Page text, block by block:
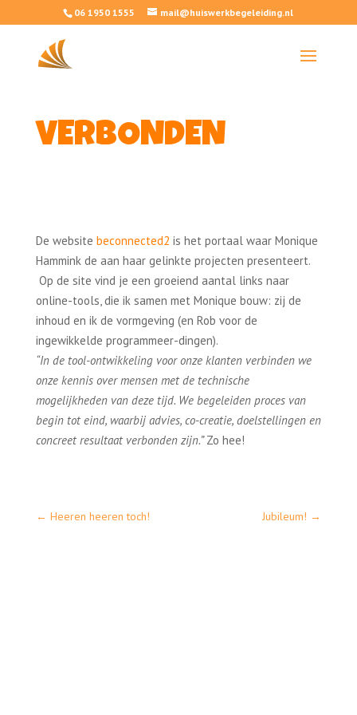
06 1950 1555 mail@huiswerkbegeleiding.nl
VERBONDEN
De website beconnected2 is het portaal waar Monique
Hammink de aan haar gelinkte projecten presenteert.
Op de site vind je een groeiend aantal links naar
online-tools, die ik samen met Monique bouw: zij de
inhoud en ik de vormgeving (en Rob voor de
ingewikkelde programmeer-dingen).
“In de tool-ontwikkeling voor onze klanten verbinden we
onze kennis over mensen met de technische
mogelijkheden van deze tijd. We begeleiden proces van
begin tot eind, waarbij advies, co-creatie, doelstellingen en
concreet resultaat verbonden zijn.”Zo hee!
← Heeren heeren toch! Jubileum! →